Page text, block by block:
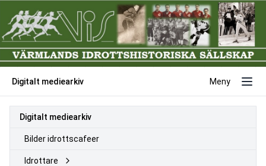
Digitalt mediearkiv Meny
Digitalt mediearkiv
Bilder idrottscafeer
Idrottare